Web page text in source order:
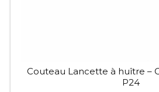
Couteau Lancette à huître –
P24